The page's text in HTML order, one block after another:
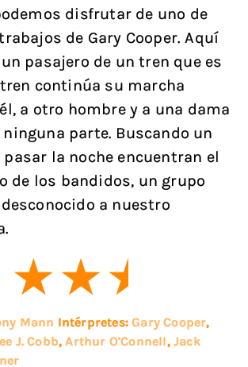
disfrutar de uno de
de Gary Cooper. Aquí
pasajero de un tren que es
continúa su marcha
a otro hombre y a una dama
parte. Buscando un
la noche encuentran el
de los bandidos, un grupo
a nuestro
Mann Intérpretes:Gary Cooper,
J. Cobb,Arthur O'Connell,Jack